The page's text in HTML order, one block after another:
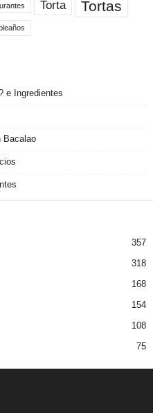
Torta Tortas
e Ingredientes
Bacalao
357
318
168
154
108
75